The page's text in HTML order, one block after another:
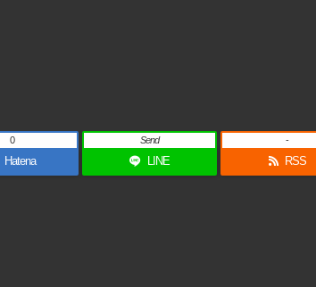
Hatena
0
LINE
Send
RSS
-